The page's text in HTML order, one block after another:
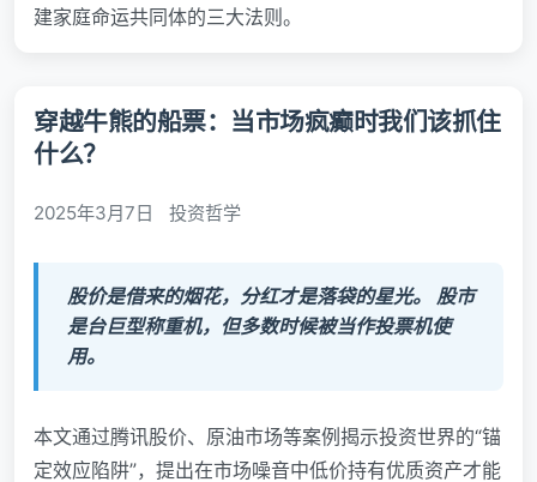
建家庭命运共同体的三大法则。
穿越牛熊的船票：当市场疯癫时我们该抓住
什么？
2025年3月7日 投资哲学
股价是借来的烟花，分红才是落袋的星光。 股市
是台巨型称重机，但多数时候被当作投票机使
用。
本文通过腾讯股价、原油市场等案例揭示投资世界的“锚
定效应陷阱”，提出在市场噪音中低价持有优质资产才能